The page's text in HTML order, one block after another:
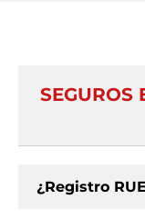
SEGUROS
¿Registro